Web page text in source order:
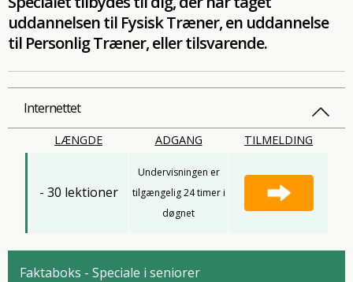
uddannelsen til Fysisk Træner, en uddannelse
til Personlig Træner, eller tilsvarende.
Internettet
LÆNGDE ADGANG TILMELDING
- 30 lektioner
Undervisningen er
tilgængelig 24 timer i
døgnet
Faktaboks - Speciale i seniorer